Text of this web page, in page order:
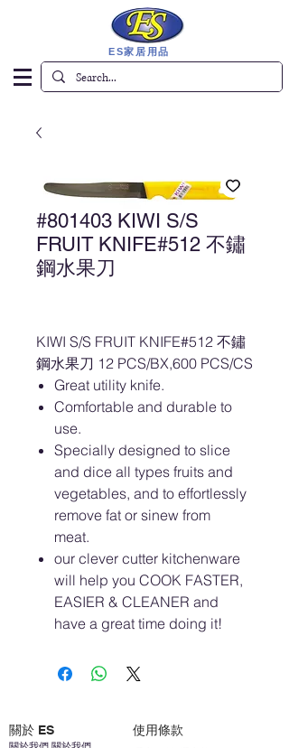
ES家居用品
#801403 KIWI S/S
FRUIT KNIFE#512 不鏽
鋼水果刀
KIWI S/S FRUIT KNIFE#512 不鏽
鋼水果刀 12 PCS/BX,600 PCS/CS
Great utility knife.
Comfortable and durable to
use.
Specially designed to slice
and dice all types fruits and
vegetables, and to effortlessly
remove fat or sinew from
meat.
our clever cutter kitchenware
will help you COOK FASTER,
EASIER & CLEANER and
have a great time doing it!
關於 ES 使用條款